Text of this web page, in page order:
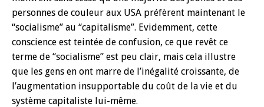
personnes de couleur aux USA préfèrent maintenant le
‘‘socialisme’’ au ‘‘capitalisme’’. Evidemment, cette
conscience est teintée de confusion, ce que revêt ce
terme de ‘‘socialisme’’ est peu clair, mais cela illustre
que les gens en ont marre de l’inégalité croissante, de
l’augmentation insupportable du coût de la vie et du
système capitaliste lui-même.